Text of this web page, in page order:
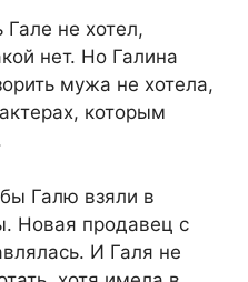
не хотел,
нет. Но Галина
мужа не хотела,
которым
Галю взяли в
Новая продавец с
И Галя не